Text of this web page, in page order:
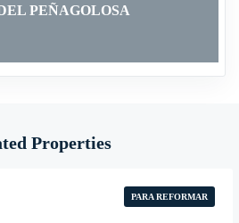
PEÑAGOLOSA
Properties
PARA REFORMAR